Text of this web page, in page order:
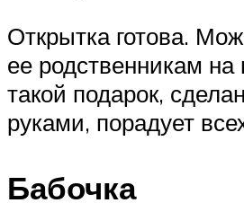
Открытка готова.
ее родственникам на
такой подарок,
руками, порадует
Бабочка